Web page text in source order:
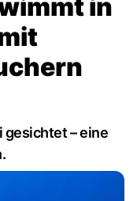
in
gesichtet – eine